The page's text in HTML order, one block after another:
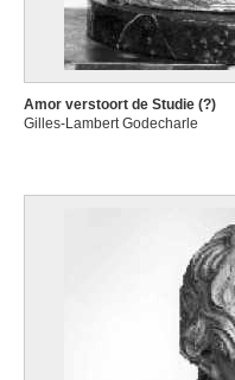
Amor verstoort de Studie (?)
Gilles-Lambert Godecharle